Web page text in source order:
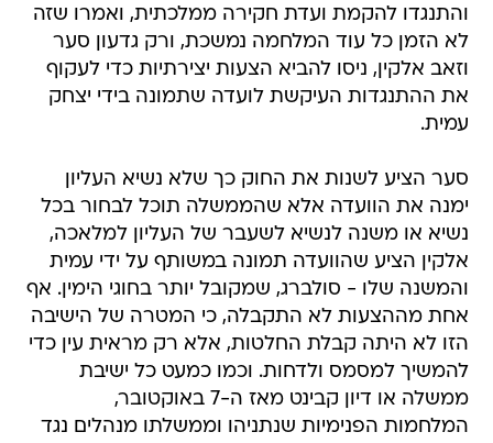
והתנגדו להקמת ועדת חקירה ממלכתית, ואמרו שזה
לא הזמן כל עוד המלחמה נמשכת, ורק גדעון סער
וזאב אלקין, ניסו להביא הצעות יצירתיות כדי לעקוף
את ההתנגדות העיקשת לועדה שתמונה בידי יצחק
עמית.
סער הציע לשנות את החוק כך שלא נשיא העליון
ימנה את הוועדה אלא שהממשלה תוכל לבחור בכל
נשיא או משנה לנשיא לשעבר של העליון למלאכה,
אלקין הציע שהוועדה תמונה במשותף על ידי עמית
והמשנה שלו - סולברג, שמקובל יותר בחוגי הימין. אף
אחת מההצעות לא התקבלה, כי המטרה של הישיבה
הזו לא היתה קבלת החלטות, אלא רק מראית עין כדי
להמשיך למסמס ולדחות. וכמו כמעט כל ישיבת
ממשלה או דיון קבינט מאז ה-7 באוקטובר,
המלחמות הפנימיות שנתניהו וממשלתו מנהלים נגד